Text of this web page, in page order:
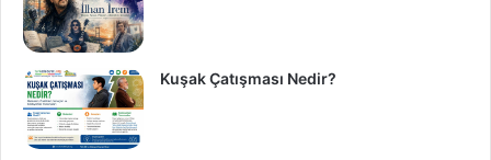
Kuşak Çatışması Nedir?